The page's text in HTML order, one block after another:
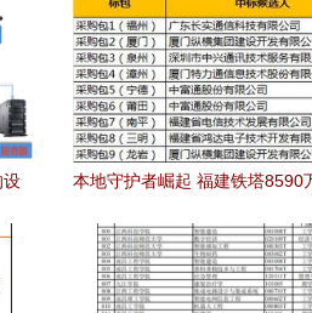
设
本地守护者崛起 福建铁塔8590